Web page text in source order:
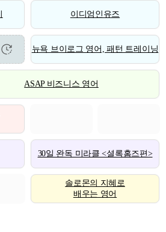
이디엄인유즈
뉴욕 브이로그 영어, 패턴 트레이닝
ASAP 비즈니스 영어
30일 완독 미라클 <셜록홈즈편>
솔로몬의 지혜로
배우는 영어